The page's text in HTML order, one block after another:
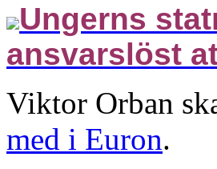
Ungerns
ansvarslöst
Viktor Orban
med i Euron.